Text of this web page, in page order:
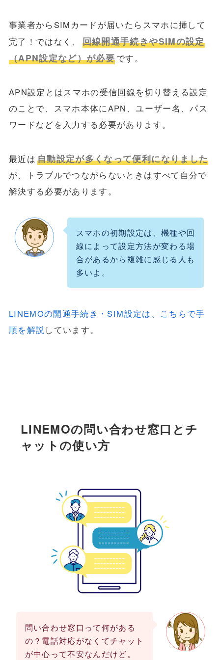
事業者からSIMカードが届いたらスマホに挿して
完了！ではなく、
回線開通手続きやSIMの設定
（APN設定など）が必要です。
APN設定とはスマホの受信回線を切り替える設定
のことで、スマホ本体にAPN、ユーザー名、パス
ワードなどを入力する必要があります。
最近は 自動設定が多くなって便利になりました
が、トラブルでつながらないときはすべて自分で
解決する必要があります。
スマホの初期設定は、機種や回
線によって設定方法が変わる場
合があるから複雑に感じる人も
多いよ。
LINEMOの開通手続き・SIM設定は、こちらで手
順を解説しています。
LINEMOの問い合わせ窓口とチ
ャットの使い方
問い合わせ窓口って何がある
の？電話対応がなくてチャット
が中心って不安なんだけど。